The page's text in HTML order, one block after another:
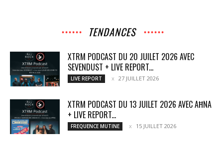
TENDANCES
XTRM PODCAST DU 20 JUILET 2026 AVEC
SEVENDUST + LIVE REPORT...
LIVE REPORT 27 JUILLET 2026
XTRM PODCAST DU 13 JUILET 2026 AVEC AĦNA
+ LIVE REPORT...
FREQUENCE MUTINE 15 JUILLET 2026